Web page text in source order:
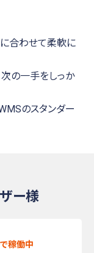
合わせて柔軟に
の一手をしっか
のスタンダー
ー様
稼働中